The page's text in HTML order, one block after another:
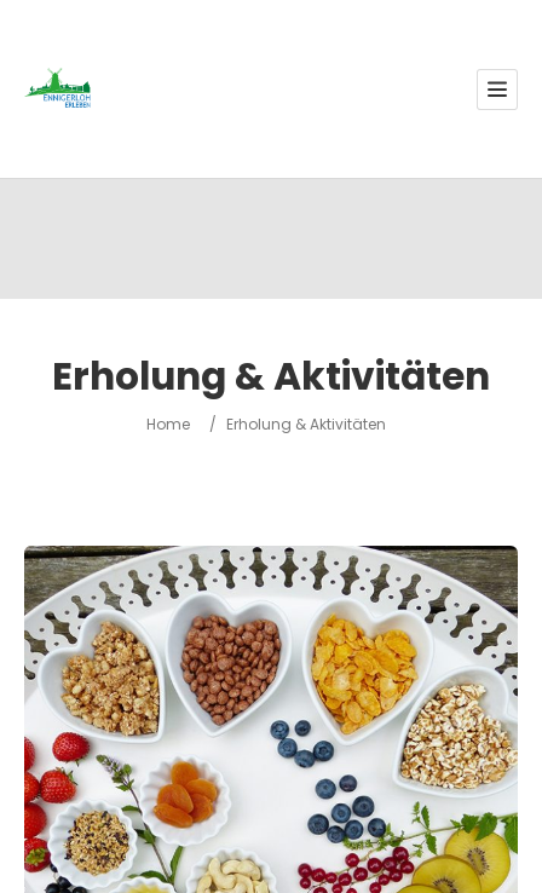
Erholung & Aktivitäten
Home / Erholung & Aktivitäten